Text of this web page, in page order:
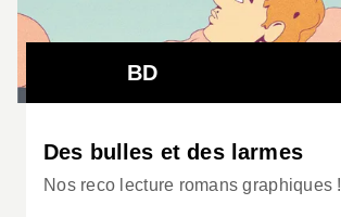
BD
Des bulles et des larmes
Nos reco lecture romans graphiques !